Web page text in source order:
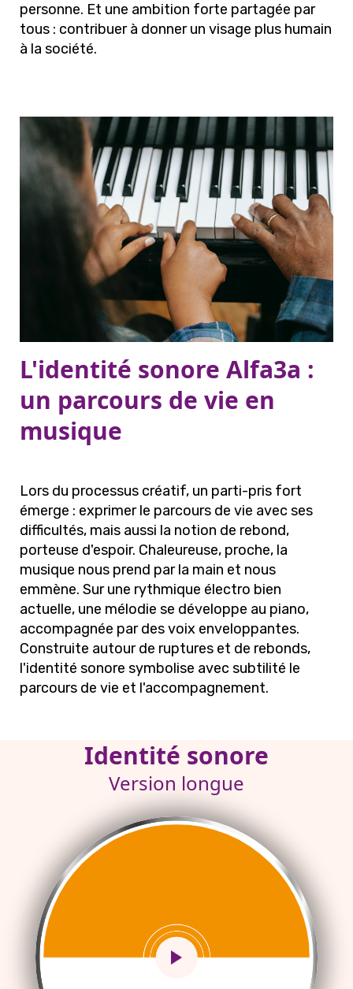
personne. Et une ambition forte partagée par
tous : contribuer à donner un visage plus humain
à la société.
L'identité sonore Alfa3a :
un parcours de vie en
musique
Lors du processus créatif, un parti-pris fort
émerge : exprimer le parcours de vie avec ses
difficultés, mais aussi la notion de rebond,
porteuse d'espoir. Chaleureuse, proche, la
musique nous prend par la main et nous
emmène. Sur une rythmique électro bien
actuelle, une mélodie se développe au piano,
accompagnée par des voix enveloppantes.
Construite autour de ruptures et de rebonds,
l'identité sonore symbolise avec subtilité le
parcours de vie et l'accompagnement.
Identité sonore
Version longue